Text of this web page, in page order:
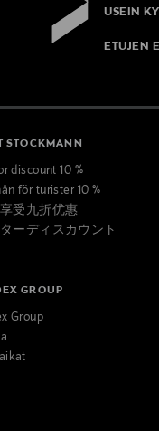
USEIN
ETUJEN
STOCKMANN
discount 10 %
för turister 10 %
受九折优惠
ーディスカウント
GROUP
Group